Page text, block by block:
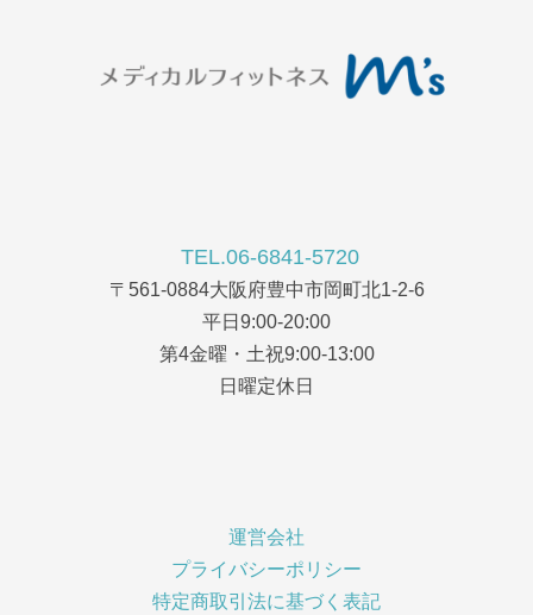
TEL.06-6841-5720
〒561-0884大阪府豊中市岡町北1-2-6
平日9:00-20:00
第4金曜・土祝9:00-13:00
日曜定休日
運営会社
プライバシーポリシー
特定商取引法に基づく表記